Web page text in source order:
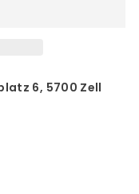
6, 5700 Zell